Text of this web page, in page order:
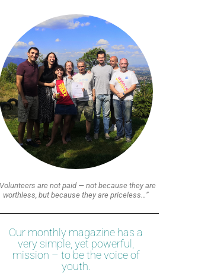
are not paid — not because they are
worthless, but because they are priceless…”
Our monthly magazine has a
very simple, yet powerful,
mission – to be the voice of
youth.